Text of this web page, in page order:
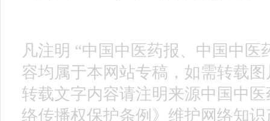
凡注明 “中国中医药报、中国中
容均属于本网站专稿，如需转载
转载文字内容请注明来源中国中
络传播权保护条例》维护网络知